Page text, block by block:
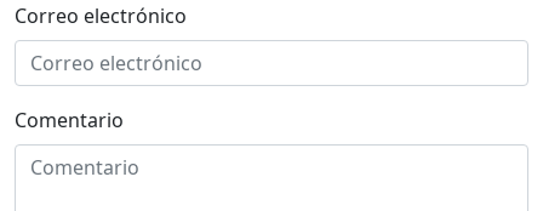
Correo electrónico
Comentario